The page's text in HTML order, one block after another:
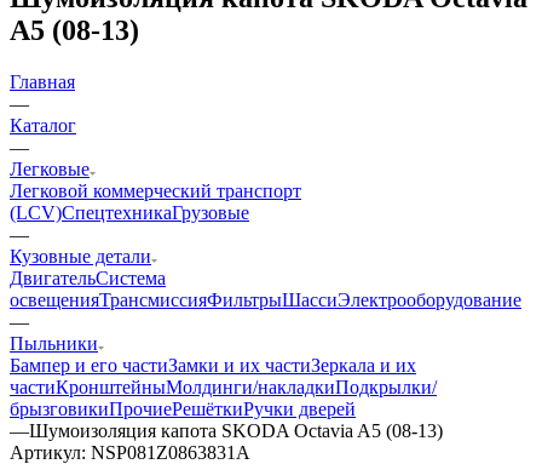
A5 (08-13)
Главная
—
Каталог
—
Легковые
Легковой коммерческий транспорт
(LCV)СпецтехникаГрузовые
—
Кузовные детали
ДвигательСистема
освещенияТрансмиссияФильтрыШассиЭлектрооборудование
—
Пыльники
Бампер и его частиЗамки и их частиЗеркала и их
частиКронштейныМолдинги/накладкиПодкрылки/
брызговикиПрочиеРешёткиРучки дверей
—Шумоизоляция капота SKODA Octavia A5 (08-13)
Артикул: NSP081Z0863831A